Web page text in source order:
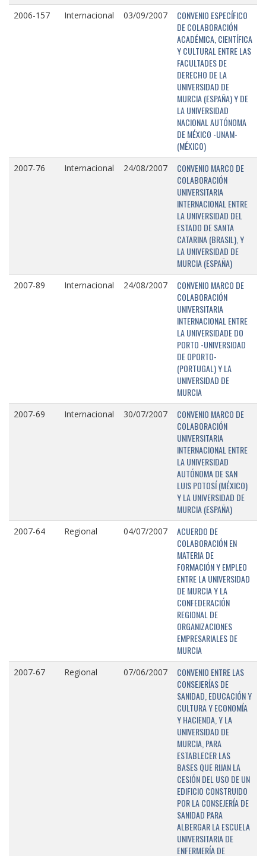
2006-157 Internacional 03/09/2007
CONVENIO ESPECÍFICO
DE COLABORACIÓN
ACADÉMICA, CIENTÍFICA
Y CULTURAL ENTRE LAS
FACULTADES DE
DERECHO DE LA
UNIVERSIDAD DE
MURCIA (ESPAÑA) Y DE
LA UNIVERSIDAD
NACIONAL AUTÓNOMA
DE MÉXICO -UNAM-
(MÉXICO)
2007-76 Internacional 24/08/2007
CONVENIO MARCO DE
COLABORACIÓN
UNIVERSITARIA
INTERNACIONAL ENTRE
LA UNIVERSIDAD DEL
ESTADO DE SANTA
CATARINA (BRASIL), Y
LA UNIVERSIDAD DE
MURCIA (ESPAÑA)
2007-89 Internacional 24/08/2007
CONVENIO MARCO DE
COLABORACIÓN
UNIVERSITARIA
INTERNACIONAL ENTRE
LA UNIVERSIDADE DO
PORTO -UNIVERSIDAD
DE OPORTO-
(PORTUGAL) Y LA
UNIVERSIDAD DE
MURCIA
2007-69 Internacional 30/07/2007
CONVENIO MARCO DE
COLABORACIÓN
UNIVERSITARIA
INTERNACIONAL ENTRE
LA UNIVERSIDAD
AUTÓNOMA DE SAN
LUIS POTOSÍ (MÉXICO)
Y LA UNIVERSIDAD DE
MURCIA (ESPAÑA)
2007-64 Regional 04/07/2007
ACUERDO DE
COLABORACIÓN EN
MATERIA DE
FORMACIÓN Y EMPLEO
ENTRE LA UNIVERSIDAD
DE MURCIA Y LA
CONFEDERACIÓN
REGIONAL DE
ORGANIZACIONES
EMPRESARIALES DE
MURCIA
2007-67 Regional 07/06/2007
CONVENIO ENTRE LAS
CONSEJERÍAS DE
SANIDAD, EDUCACIÓN Y
CULTURA Y ECONOMÍA
Y HACIENDA, Y LA
UNIVERSIDAD DE
MURCIA, PARA
ESTABLECER LAS
BASES QUE RIJAN LA
CESIÓN DEL USO DE UN
EDIFICIO CONSTRUIDO
POR LA CONSEJERÍA DE
SANIDAD PARA
ALBERGAR LA ESCUELA
UNIVERSITARIA DE
ENFERMERÍA DE